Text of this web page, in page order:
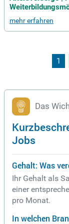
und Pflegen von
n und
spläne und
arbeitung und
ndliche
mehr erfahren
1
Das
Jobs
Gehalt: Was
Ihr Gehalt als
einer
pro Monat.
In welchen